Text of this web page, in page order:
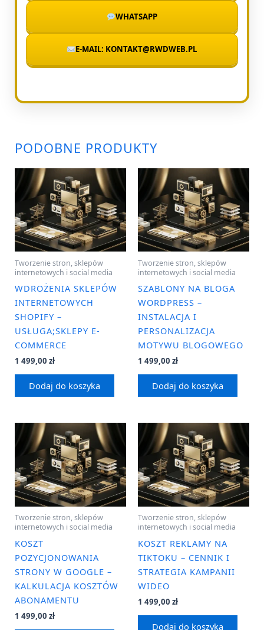
WHATSAPP
E-MAIL: KONTAKT@RWDWEB.PL
PODOBNE PRODUKTY
Tworzenie stron, sklepów
internetowych i social media
WDROŻENIA SKLEPÓW
INTERNETOWYCH
SHOPIFY –
USŁUGA;SKLEPY E-
COMMERCE
1 499,00 zł
Dodaj do koszyka
Tworzenie stron, sklepów
internetowych i social media
SZABLONY NA BLOGA
WORDPRESS –
INSTALACJA I
PERSONALIZACJA
MOTYWU BLOGOWEGO
1 499,00 zł
Dodaj do koszyka
Tworzenie stron, sklepów
internetowych i social media
KOSZT
POZYCJONOWANIA
STRONY W GOOGLE –
KALKULACJA KOSZTÓW
ABONAMENTU
1 499,00 zł
Tworzenie stron, sklepów
internetowych i social media
KOSZT REKLAMY NA
TIKTOKU – CENNIK I
STRATEGIA KAMPANII
WIDEO
1 499,00 zł
Dodaj do koszyka